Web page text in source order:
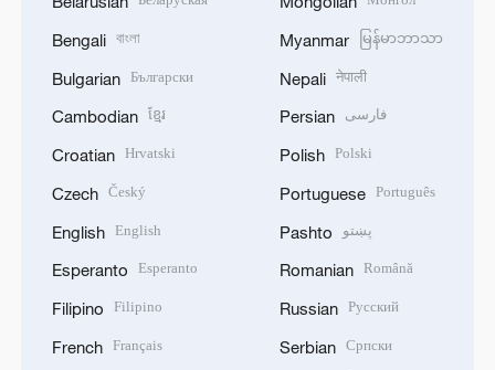
Bengali বাংলা
Bulgarian Български
Cambodian ខ្មែរ
Croatian Hrvatski
Czech Český
English English
Esperanto Esperanto
Filipino Filipino
French Français
Myanmar မြန်မာဘာသာ
Nepali नेपाली
Persian فارسی
Polish Polski
Portuguese Português
Pashto پښتو
Romanian Română
Russian Русский
Serbian Српски